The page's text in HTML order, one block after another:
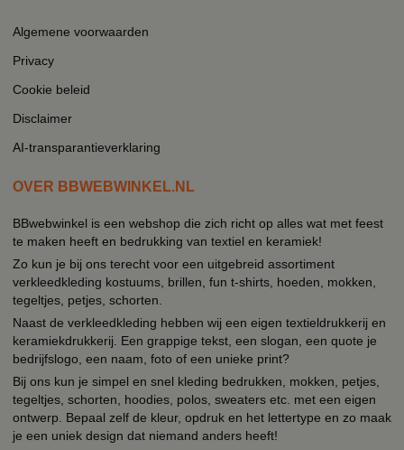
Algemene voorwaarden
Privacy
Cookie beleid
Disclaimer
AI-transparantieverklaring
OVER BBWEBWINKEL.NL
BBwebwinkel is een webshop die zich richt op alles wat met feest
te maken heeft en bedrukking van textiel en keramiek!
Zo kun je bij ons terecht voor een uitgebreid assortiment
verkleedkleding kostuums, brillen, fun t-shirts, hoeden, mokken,
tegeltjes, petjes, schorten.
Naast de verkleedkleding hebben wij een eigen textieldrukkerij en
keramiekdrukkerij. Een grappige tekst, een slogan, een quote je
bedrijfslogo, een naam, foto of een unieke print?
Bij ons kun je simpel en snel kleding bedrukken, mokken, petjes,
tegeltjes, schorten, hoodies, polos, sweaters etc. met een eigen
ontwerp. Bepaal zelf de kleur, opdruk en het lettertype en zo maak
je een uniek design dat niemand anders heeft!